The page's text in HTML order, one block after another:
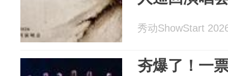
秀动ShowStart
夯爆了！一